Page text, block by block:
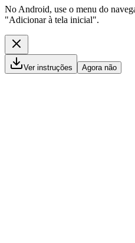
No Android, use o menu do
"Adicionar à tela inicial".
Ver instruções Agora não